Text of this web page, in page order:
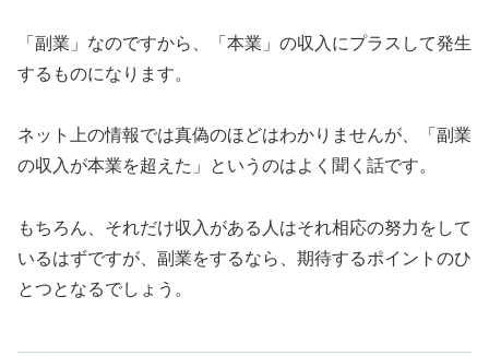
「副業」なのですから、「本業」の収入にプラスして発生
するものになります。
ネット上の情報では真偽のほどはわかりませんが、「副業
の収入が本業を超えた」というのはよく聞く話です。
もちろん、それだけ収入がある人はそれ相応の努力をして
いるはずですが、副業をするなら、期待するポイントのひ
とつとなるでしょう。